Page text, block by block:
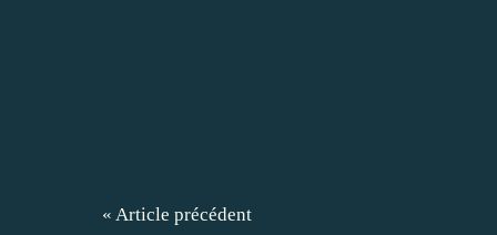
« Article précédent